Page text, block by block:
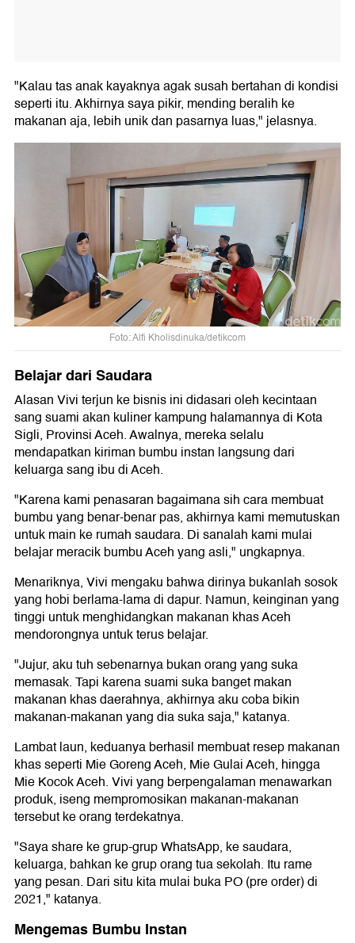
"Kalau tas anak kayaknya agak susah bertahan di kondisi
seperti itu. Akhirnya saya pikir, mending beralih ke
makanan aja, lebih unik dan pasarnya luas," jelasnya.
Foto: Alfi Kholisdinuka/detikcom
Belajar dari Saudara
Alasan Vivi terjun ke bisnis ini didasari oleh kecintaan
sang suami akan kuliner kampung halamannya di Kota
Sigli, Provinsi Aceh. Awalnya, mereka selalu
mendapatkan kiriman bumbu instan langsung dari
keluarga sang ibu di Aceh.
"Karena kami penasaran bagaimana sih cara membuat
bumbu yang benar-benar pas, akhirnya kami memutuskan
untuk main ke rumah saudara. Di sanalah kami mulai
belajar meracik bumbu Aceh yang asli," ungkapnya.
Menariknya, Vivi mengaku bahwa dirinya bukanlah sosok
yang hobi berlama-lama di dapur. Namun, keinginan yang
tinggi untuk menghidangkan makanan khas Aceh
mendorongnya untuk terus belajar.
"Jujur, aku tuh sebenarnya bukan orang yang suka
memasak. Tapi karena suami suka banget makan
makanan khas daerahnya, akhirnya aku coba bikin
makanan-makanan yang dia suka saja," katanya.
Lambat laun, keduanya berhasil membuat resep makanan
khas seperti Mie Goreng Aceh, Mie Gulai Aceh, hingga
Mie Kocok Aceh. Vivi yang berpengalaman menawarkan
produk, iseng mempromosikan makanan-makanan
tersebut ke orang terdekatnya.
"Saya share ke grup-grup WhatsApp, ke saudara,
keluarga, bahkan ke grup orang tua sekolah. Itu rame
yang pesan. Dari situ kita mulai buka PO (pre order) di
2021," katanya.
Mengemas Bumbu Instan